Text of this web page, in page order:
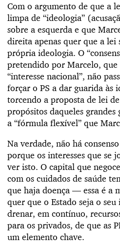
Com o argumento de que a
limpa de “ideologia”
sobre a esquerda e que
direita apenas quer que a lei
própria ideologia. O
pretendido por Marcelo, que
“interesse nacional”, não
forçar o PS a dar guarida às
torcendo a proposta de lei
propósitos daqueles grandes
a “fórmula flexível” que
Na verdade, não há
porque os interesses que se
ver isto. O capital que
com os cuidados de saúde
que haja doença — essa é a
quer que o Estado seja o
drenar, em contínuo,
para os privados, de que as
um elemento chave.